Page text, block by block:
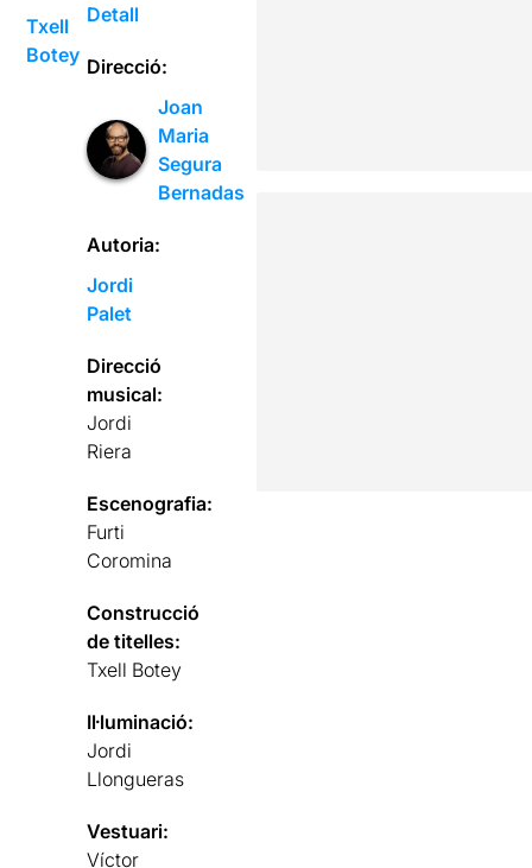
Txell
Botey
Detall
Direcció:
Joan
Maria
Segura
Bernadas
Autoria:
Jordi
Palet
Direcció
musical:
Jordi
Riera
Escenografia:
Furti
Coromina
Construcció
de titelles:
Txell Botey
Il·luminació:
Jordi
Llongueras
Vestuari:
Víctor